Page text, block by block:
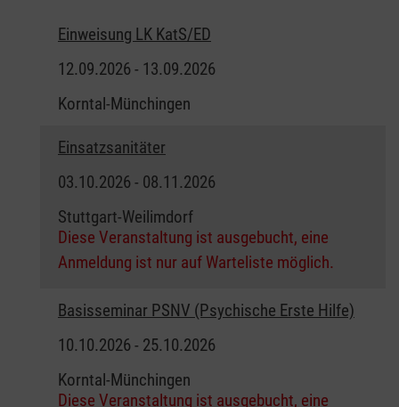
Einweisung LK KatS/ED
12.09.2026 - 13.09.2026
Korntal-Münchingen
Einsatzsanitäter
03.10.2026 - 08.11.2026
Stuttgart-Weilimdorf
Diese Veranstaltung ist ausgebucht, eine
Anmeldung ist nur auf Warteliste möglich.
Basisseminar PSNV (Psychische Erste Hilfe)
10.10.2026 - 25.10.2026
Korntal-Münchingen
Diese Veranstaltung ist ausgebucht, eine